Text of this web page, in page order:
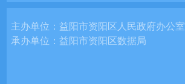
主办单位：益阳市资阳区人民政府办公室
承办单位：益阳市资阳区数据局